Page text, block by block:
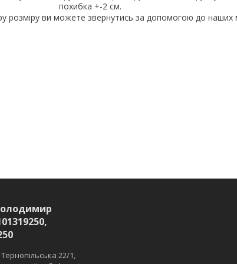
похибка +-2 см.
розміру ви можете звернутись за допомогою до наших
22/1,